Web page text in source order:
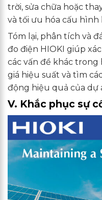
trời, sửa chữa hoặc
và tối ưu hóa cấu hình
Tóm lại, phân tích và
đo điện HIOKI giúp
các vấn đề khác
giá hiệu suất và tìm
động hiệu quả của dự
V. Khắc phục sự